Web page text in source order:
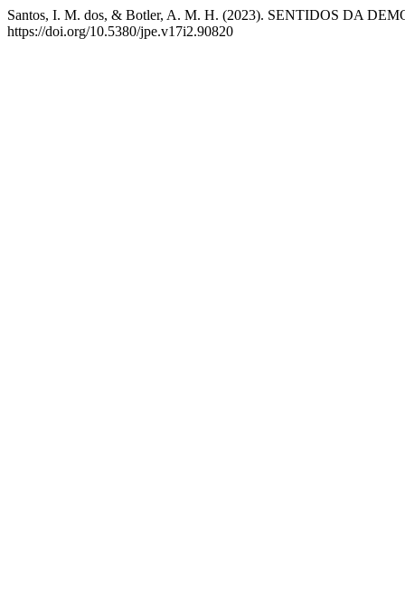
Santos, I. M. dos, & Botler, A. M. H. (2023). SENTIDOS DA
https://doi.org/10.5380/jpe.v17i2.90820